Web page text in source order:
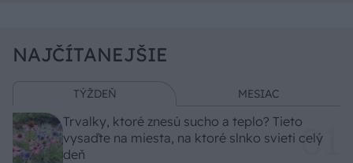
NAJČÍTANEJŠIE
TÝŽDEŇ MESIAC
Trvalky, ktoré znesú sucho a teplo? Tieto
vysaďte na miesta, na ktoré slnko svieti celý
deň